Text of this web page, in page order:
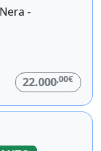
-
22.000,00€